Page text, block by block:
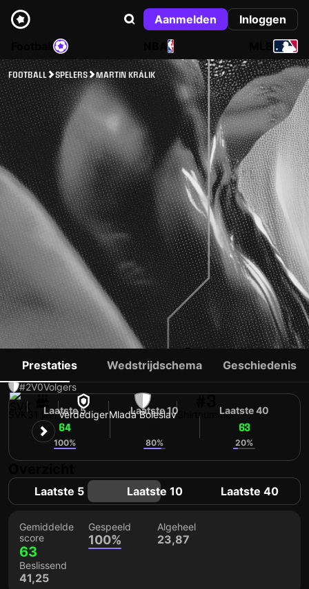
Aanmelden
Inloggen
NBA
FOOTBALL SPELERS MARTIN KRÁLIK
MARTIN KRÁLIK
#2V0Volgers
31 jaarVerdedigerMladá BoleslavShirtnummer
Prestaties Wedstrijdschema Geschiedenis
Laatste 5
64
100%
Laatste 10
80%
Laatste 40
63
20%
Laatste 5 Laatste 10 Laatste 40
Gemiddelde
score
63
Gespeeld
100%
Algeheel
23,87
Beslissend
41,25